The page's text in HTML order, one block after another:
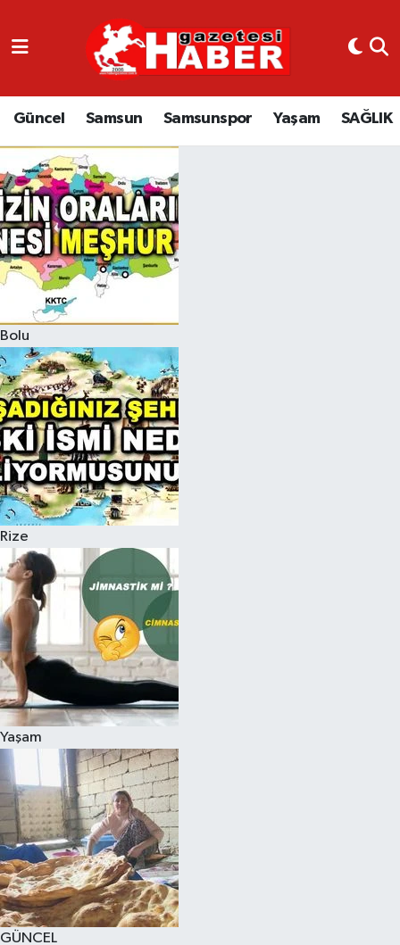
Güncel Samsun Samsunspor Yaşam SAĞLIK
Bolu
Rize
Yaşam
GÜNCEL
GÜNCEL
SAMSUN
SAMSUNSPOR
EKONOMİ
YAŞAM